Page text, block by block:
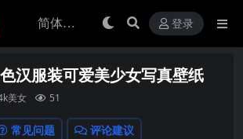
登录
汉服装可爱美少女写真壁纸
美女 51
常见问题 评论建议